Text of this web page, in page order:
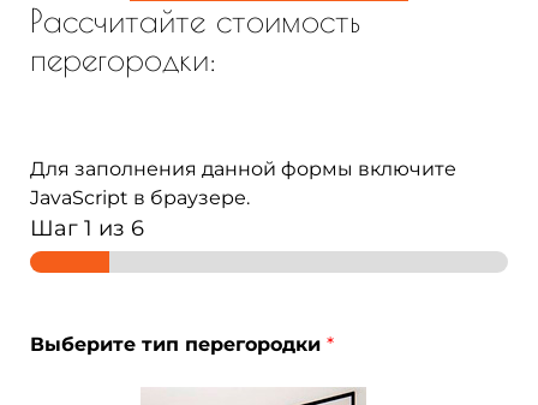
Рассчитайте стоимость
перегородки:
Для заполнения данной формы включите
JavaScript в браузере.
Шаг 1 из 6
И
м
Выберите тип перегородки *